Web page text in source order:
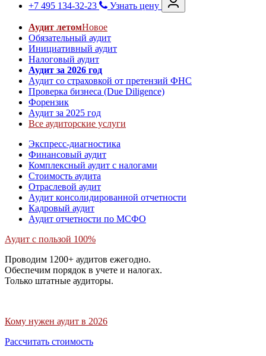
+7 495 134-32-23
Узнать цену
Аудит летомНовое
Обязательный аудит
Инициативный аудит
Налоговый аудит
Аудит за 2026 год
Аудит со страховкой от претензий ФНС
Проверка бизнеса (Due Diligence)
Форензик
Аудит за 2025 год
Все аудиторские услуги
Экспресс-диагностика
Финансовый аудит
Комплексный аудит с налогами
Стоимость аудита
Отраслевой аудит
Аудит консолидированной отчетности
Кадровый аудит
Аудит отчетности по МСФО
Аудит с пользой 100%
Проводим 1200+ аудитов ежегодно.
Обеспечим порядок в учете и налогах.
Только штатные аудиторы.
Кому нужен аудит в 2026
Рассчитать стоимость